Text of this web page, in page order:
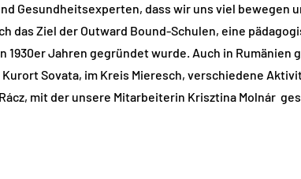
Gesundheitsexperten, dass wir uns viel bewegen
das Ziel der Outward Bound-Schulen, eine
1930er Jahren gegründet wurde. Auch in Rumänien
Sovata, im Kreis Mieresch, verschiedene
mit der unsere Mitarbeiterin Krisztina Molnár